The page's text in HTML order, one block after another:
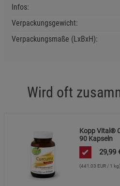
Infos:
Verpackungsgewicht:
Verpackungsmaße (LxBxH):
Wird oft
Kopp Vital®
90 Kapseln
29,99
(441,03 EUR / 1 kg)
Beschreibung Statistik Cookies
Cookie-